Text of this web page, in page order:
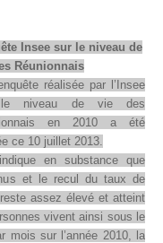
Insee sur le niveau de
Réunionnais
réalisée par l’Insee
niveau de vie des
en 2010 a été
ce 10 juillet 2013.
en substance que
et le recul du taux de
assez élevé et atteint
vivent ainsi sous le
mois sur l’année 2010, la